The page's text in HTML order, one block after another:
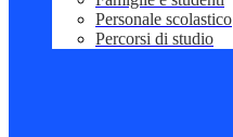
Personale scolastico
Percorsi di studio